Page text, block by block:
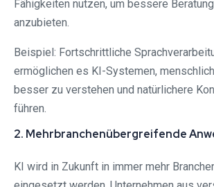
Fähigkeiten nutzen, um bessere
anzubieten.
Beispiel: Fortschrittliche
ermöglichen es KI-Systemen,
besser zu verstehen und natürlichere
führen.
2. Mehrbranchenübergreifende
KI wird in Zukunft in immer mehr